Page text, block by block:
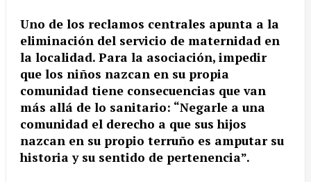
Uno de los reclamos centrales apunta a la
eliminación del servicio de maternidad en
la localidad. Para la asociación, impedir
que los niños nazcan en su propia
comunidad tiene consecuencias que van
más allá de lo sanitario: “Negarle a una
comunidad el derecho a que sus hijos
nazcan en su propio terruño es amputar su
historia y su sentido de pertenencia”.